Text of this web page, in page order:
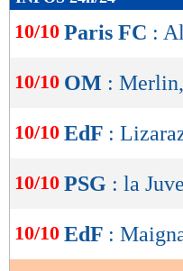
de
lecture
OK
10/10 Paris FC :
10/10 OM :
10/10 EdF :
10/10 PSG : la
10/10 EdF :